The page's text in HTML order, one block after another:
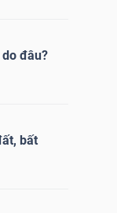
đâu?
bất